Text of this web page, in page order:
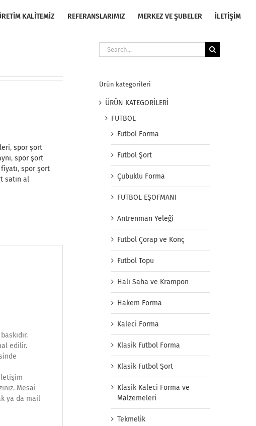
KALİTEMİZ REFERANSLARIMIZ MERKEZ VE ŞUBELER İLETİŞİM
, spor şort
, spor şort
, spor şort
satın al
edilir.
Mesai
ya da mail
Search
for:
Ürün kategorileri
ÜRÜN KATEGORİLERİ
FUTBOL
Futbol Forma
Futbol Şort
Çubuklu Forma
FUTBOL EŞOFMANI
Antrenman Yeleği
Futbol Çorap ve Konç
Futbol Topu
Halı Saha ve Krampon
Hakem Forma
Kaleci Forma
Klasik Futbol Forma
Klasik Futbol Şort
Klasik Kaleci Forma ve
Malzemeleri
Tekmelik